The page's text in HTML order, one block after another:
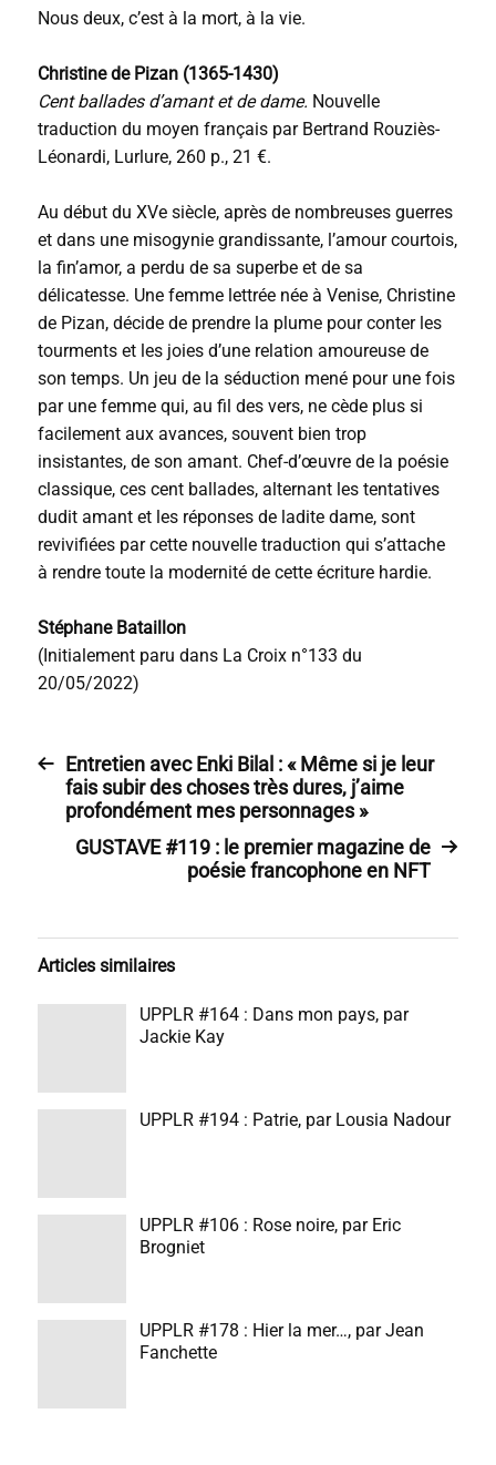
Nous deux, c’est à la mort, à la vie.
Christine de Pizan (1365-1430)
Cent ballades d’amant et de dame. Nouvelle
traduction du moyen français par Bertrand Rouziès-
Léonardi, Lurlure, 260 p., 21 €.
Au début du XVe siècle, après de nombreuses guerres
et dans une misogynie grandissante, l’amour courtois,
la fin’amor, a perdu de sa superbe et de sa
délicatesse. Une femme lettrée née à Venise, Christine
de Pizan, décide de prendre la plume pour conter les
tourments et les joies d’une relation amoureuse de
son temps. Un jeu de la séduction mené pour une fois
par une femme qui, au fil des vers, ne cède plus si
facilement aux avances, souvent bien trop
insistantes, de son amant. Chef-d’œuvre de la poésie
classique, ces cent ballades, alternant les tentatives
dudit amant et les réponses de ladite dame, sont
revivifiées par cette nouvelle traduction qui s’attache
à rendre toute la modernité de cette écriture hardie.
Stéphane Bataillon
(Initialement paru dans La Croix n°133 du
20/05/2022)
Entretien avec Enki Bilal : « Même si je leur
fais subir des choses très dures, j’aime
profondément mes personnages »
GUSTAVE #119 : le premier magazine de
poésie francophone en NFT
Articles similaires
UPPLR #164 : Dans mon pays, par
Jackie Kay
UPPLR #194 : Patrie, par Lousia Nadour
UPPLR #106 : Rose noire, par Eric
Brogniet
UPPLR #178 : Hier la mer…, par Jean
Fanchette